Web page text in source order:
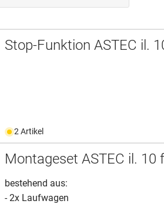
Stop-Funktion ASTEC il.
2 Artikel
Montageset ASTEC il. 10
bestehend aus:
- 2x Laufwagen